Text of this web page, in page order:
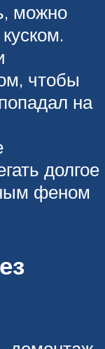
можно
чтобы
на
долгое
феном